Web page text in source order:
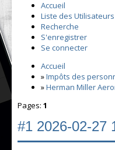
Accueil
Liste des Utilisateurs
Recherche
S'enregistrer
Se connecter
Accueil
»Impôts des
»Herman Miller
Pages: 1
#1 2026-02-27